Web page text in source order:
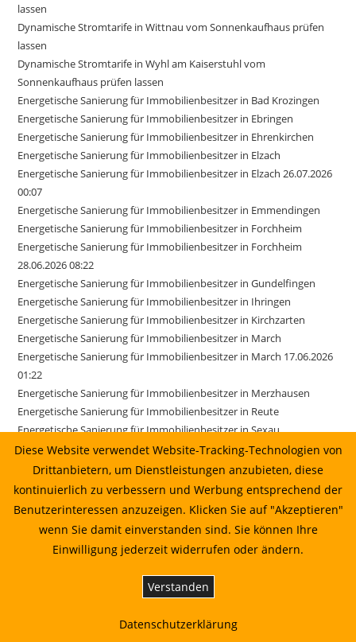
lassen
Dynamische Stromtarife in Wittnau vom Sonnenkaufhaus prüfen
lassen
Dynamische Stromtarife in Wyhl am Kaiserstuhl vom
Sonnenkaufhaus prüfen lassen
Energetische Sanierung für Immobilienbesitzer in Bad Krozingen
Energetische Sanierung für Immobilienbesitzer in Ebringen
Energetische Sanierung für Immobilienbesitzer in Ehrenkirchen
Energetische Sanierung für Immobilienbesitzer in Elzach
Energetische Sanierung für Immobilienbesitzer in Elzach 26.07.2026
00:07
Energetische Sanierung für Immobilienbesitzer in Emmendingen
Energetische Sanierung für Immobilienbesitzer in Forchheim
Energetische Sanierung für Immobilienbesitzer in Forchheim
28.06.2026 08:22
Energetische Sanierung für Immobilienbesitzer in Gundelfingen
Energetische Sanierung für Immobilienbesitzer in Ihringen
Energetische Sanierung für Immobilienbesitzer in Kirchzarten
Energetische Sanierung für Immobilienbesitzer in March
Energetische Sanierung für Immobilienbesitzer in March 17.06.2026
01:22
Energetische Sanierung für Immobilienbesitzer in Merzhausen
Energetische Sanierung für Immobilienbesitzer in Reute
Energetische Sanierung für Immobilienbesitzer in Sexau
Energetische Sanierung für Immobilienbesitzer in Sölden
Energetische Sanierung für Immobilienbesitzer in Stegen
Energetische Sanierung für Immobilienbesitzer in Weisweil
Energetische Sanierung in Au vom Sonnenkaufhaus prüfen lassen
Energetische Sanierung in Bahlingen am Kaiserstuhl: Planung,
Energetische Sanierung in Biederbach: Planung, Wirtschaftlichkeit
Energetische Sanierung in Biederbach: Planung, Wirtschaftlichkeit
Energetische Sanierung in Bötzingen vom Sonnenkaufhaus prüfen
Diese Website verwendet Website-Tracking-Technologien von
Drittanbietern, um Dienstleistungen anzubieten, diese
kontinuierlich zu verbessern und Werbung entsprechend der
Benutzerinteressen anzuzeigen. Klicken Sie auf "Akzeptieren"
wenn Sie damit einverstanden sind. Sie können Ihre
Einwilligung jederzeit widerrufen oder ändern.
Verstanden
Datenschutzerklärung